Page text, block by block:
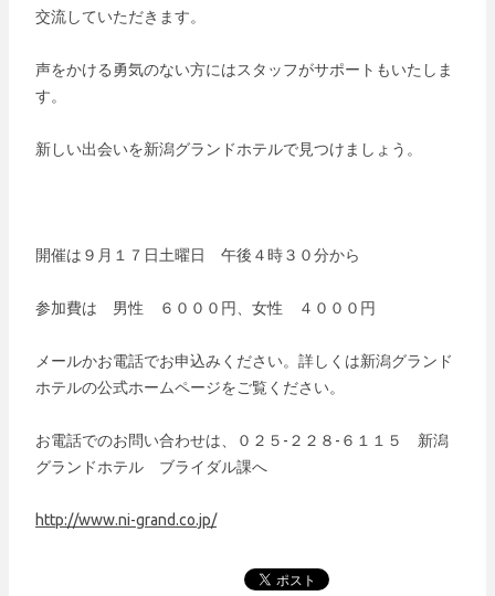
交流していただきます。
声をかける勇気のない方にはスタッフがサポートもいたしま
す。
新しい出会いを新潟グランドホテルで見つけましょう。
開催は９月１７日土曜日 午後４時３０分から
参加費は 男性 ６０００円、女性 ４０００円
メールかお電話でお申込みください。詳しくは新潟グランド
ホテルの公式ホームページをご覧ください。
お電話でのお問い合わせは、０２５-２２８-６１１５ 新潟
グランドホテル ブライダル課へ
http://www.ni-grand.co.jp/